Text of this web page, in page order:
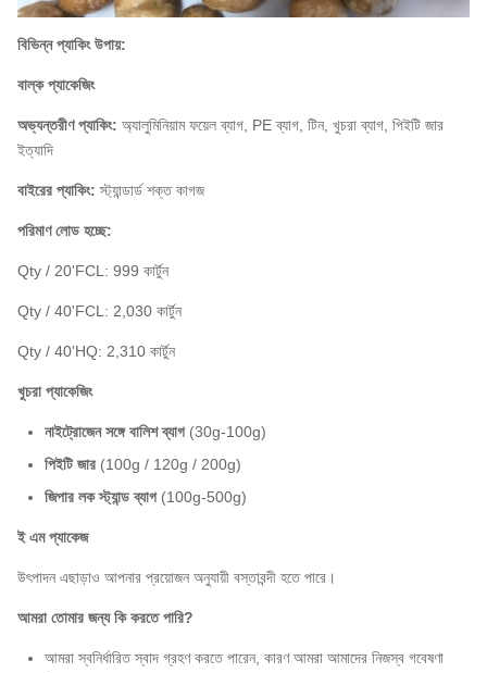
বিভিন্ন প্যাকিং উপায়:
বাল্ক প্যাকেজিং
অভ্যন্তরীণ প্যাকিং: অ্যালুমিনিয়াম ফয়েল ব্যাগ, PE ব্যাগ, টিন, খুচরা ব্যাগ, পিইটি জার
ইত্যাদি
বাইরের প্যাকিং: স্ট্যান্ডার্ড শক্ত কাগজ
পরিমাণ লোড হচ্ছে:
Qty / 20'FCL: 999 কার্টুন
Qty / 40'FCL: 2,030 কার্টুন
Qty / 40'HQ: 2,310 কার্টুন
খুচরা প্যাকেজিং
নাইট্রোজেন সঙ্গে বালিশ ব্যাগ(30g-100g)
পিইটি জার (100g / 120g / 200g)
জিপার লক স্ট্যান্ড ব্যাগ(100g-500g)
ই এম প্যাকেজ
উৎপাদন এছাড়াও আপনার প্রয়োজন অনুযায়ী বস্তাবন্দী হতে পারে।
আমরা তোমার জন্য কি করতে পারি?
আমরা স্বনির্ধারিত স্বাদ গ্রহণ করতে পারেন, কারণ আমরা আমাদের নিজস্ব গবেষণা